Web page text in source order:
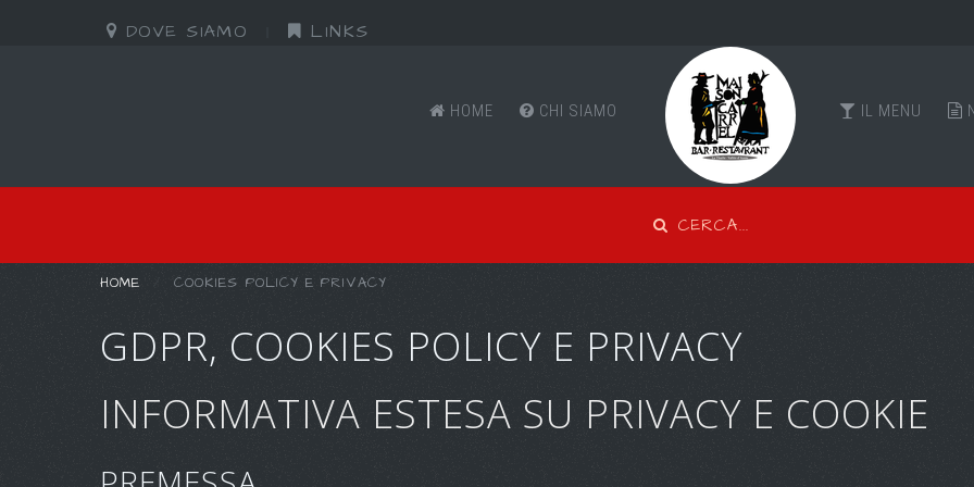
DOVE SIAMO LINKS
HOME CHI SIAMO IL MENU
HOME COOKIES POLICY E PRIVACY
GDPR, COOKIES POLICY E PRIVACY
INFORMATIVA ESTESA SU PRIVACY E COOKIE